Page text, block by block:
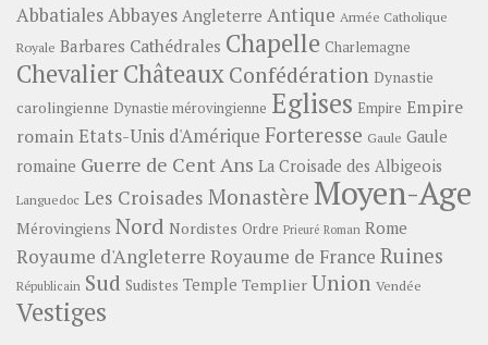
Abbatiales Abbayes Angleterre Antique Armée Catholique
Royale Barbares Cathédrales Chapelle Charlemagne
ChevalierChâteauxConfédération Dynastie
carolingienne Dynastie mérovingienne Eglises Empire Empire
romainEtats-Unis d'Amérique Forteresse Gaule Gaule
romaine Guerre de Cent Ans La Croisade des Albigeois
Languedoc Les Croisades Monastère Moyen-Age
Mérovingiens Nord Nordistes Ordre Prieuré Roman Rome
Royaume d'Angleterre Royaume de France Ruines
Républicain Sud Sudistes Temple Templier Union Vendée
Vestiges